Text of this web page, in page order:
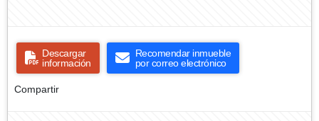
Descargar
información
Recomendar inmueble
por correo electrónico
Compartir